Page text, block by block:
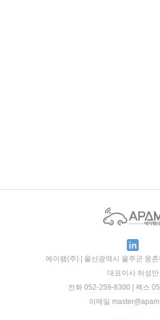
에이팸(주) | 울산광역시 울주군 웅
대표이사 허성만
전화 052-259-8300 | 팩스
이메일